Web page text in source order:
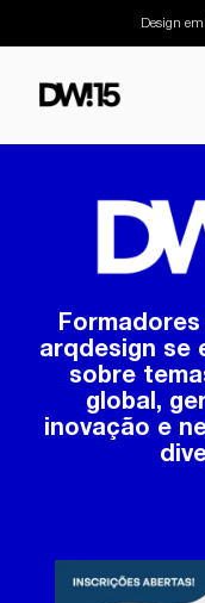
Design
arqdesign se
sobre
global,
inovação e